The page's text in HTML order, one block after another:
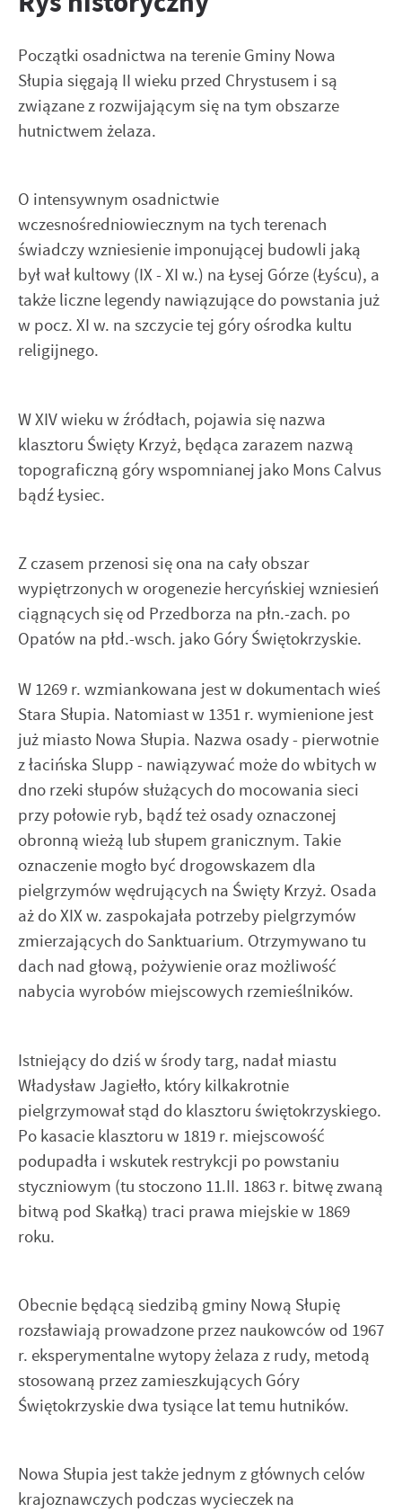
Początki osadnictwa na terenie Gminy Nowa
Słupia sięgają II wieku przed Chrystusem i są
związane z rozwijającym się na tym obszarze
hutnictwem żelaza.
O intensywnym osadnictwie
wczesnośredniowiecznym na tych terenach
świadczy wzniesienie imponującej budowli jaką
był wał kultowy (IX - XI w.) na Łysej Górze (Łyścu), a
także liczne legendy nawiązujące do powstania już
w pocz. XI w. na szczycie tej góry ośrodka kultu
religijnego.
W XIV wieku w źródłach, pojawia się nazwa
klasztoru Święty Krzyż, będąca zarazem nazwą
topograficzną góry wspomnianej jako Mons Calvus
bądź Łysiec.
Z czasem przenosi się ona na cały obszar
wypiętrzonych w orogenezie hercyńskiej wzniesień
ciągnących się od Przedborza na płn.-zach. po
Opatów na płd.-wsch. jako Góry Świętokrzyskie.
W 1269 r. wzmiankowana jest w dokumentach wieś
Stara Słupia. Natomiast w 1351 r. wymienione jest
już miasto Nowa Słupia. Nazwa osady - pierwotnie
z łacińska Slupp - nawiązywać może do wbitych w
dno rzeki słupów służących do mocowania sieci
przy połowie ryb, bądź też osady oznaczonej
obronną wieżą lub słupem granicznym. Takie
oznaczenie mogło być drogowskazem dla
pielgrzymów wędrujących na Święty Krzyż. Osada
aż do XIX w. zaspokajała potrzeby pielgrzymów
zmierzających do Sanktuarium. Otrzymywano tu
dach nad głową, pożywienie oraz możliwość
nabycia wyrobów miejscowych rzemieślników.
Istniejący do dziś w środy targ, nadał miastu
Władysław Jagiełło, który kilkakrotnie
pielgrzymował stąd do klasztoru świętokrzyskiego.
Po kasacie klasztoru w 1819 r. miejscowość
podupadła i wskutek restrykcji po powstaniu
styczniowym (tu stoczono 11.II. 1863 r. bitwę zwaną
bitwą pod Skałką) traci prawa miejskie w 1869
roku.
Obecnie będącą siedzibą gminy Nową Słupię
rozsławiają prowadzone przez naukowców od 1967
r. eksperymentalne wytopy żelaza z rudy, metodą
stosowaną przez zamieszkujących Góry
Świętokrzyskie dwa tysiące lat temu hutników.
Nowa Słupia jest także jednym z głównych celów
krajoznawczych podczas wycieczek na
działania w celu m.in. dostosowania Twoich ustawień
preferencji prywatności, logowania czy wypełniania
formularzy. Dzięki plikom cookies strona, z której
korzystasz, może działać bez zakłóceń.
Zapoznaj się zPOLITYKĄ PRYWATNOŚCI I PLIKÓW COOKIES
Funkcjonalne i personalizacyjne
Tego typu pliki cookies umożliwiają stronie internetowej
zapamiętanie wprowadzonych przez Ciebie ustawień oraz
Dzięki tym plikom cookies możemy zapewnić Ci większy
komfort korzystania z funkcjonalności naszej strony
poprzez dopasowanie jej do Twoich indywidualnych
preferencji. Wyrażenie zgody na funkcjonalne i
personalizacyjne pliki cookies gwarantuje dostępność
większej ilości funkcji na stronie.
Więcej
Analityczne
Analityczne pliki cookies pomagają nam rozwijać się i
dostosowywać do Twoich potrzeb.
oraz częstotliwości, z jaką odwiedzane są nasze serwisy
www. Dane pozwalają nam na ocenę naszych serwisów
internetowych pod względem ich popularności wśród
użytkowników. Zgromadzone informacje są przetwarzane w
formie zanonimizowanej. Wyrażenie zgody na analityczne
Reklamowe
Dzięki reklamowym plikom cookies prezentujemy Ci
najciekawsze informacje i aktualności na stronach naszych
Promocyjne pliki cookies służą do prezentowania Ci naszych
komunikatów na podstawie analizy Twoich upodobań oraz
Twoich zwyczajów dotyczących przeglądanej witryny
internetowej. Treści promocyjne mogą pojawić się na
stronach podmiotów trzecich lub firm będących naszymi
postaci wiadomości, ofert, komunikatów mediów
społecznościowych.
Więcej